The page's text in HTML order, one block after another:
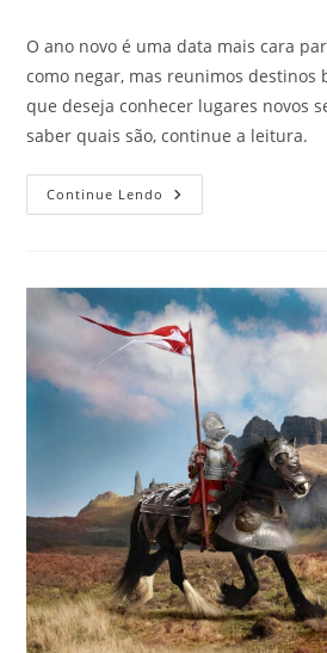
O ano novo é uma data mais cara
como negar, mas reunimos destinos
que deseja conhecer lugares novos
saber quais são, continue a leitura.
Continue Lendo Destinos
Mais
Virada
De
Ano.
Confira!